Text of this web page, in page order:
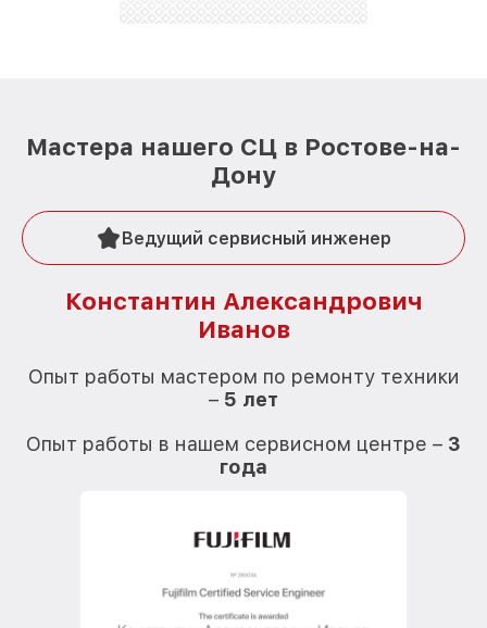
Мастера нашего СЦ в Ростове-на-
Дону
Ведущий сервисный инженер
Константин Александрович
Иванов
Опыт работы мастером по ремонту техники
– 5 лет
Опыт работы в нашем сервисном центре – 3
года